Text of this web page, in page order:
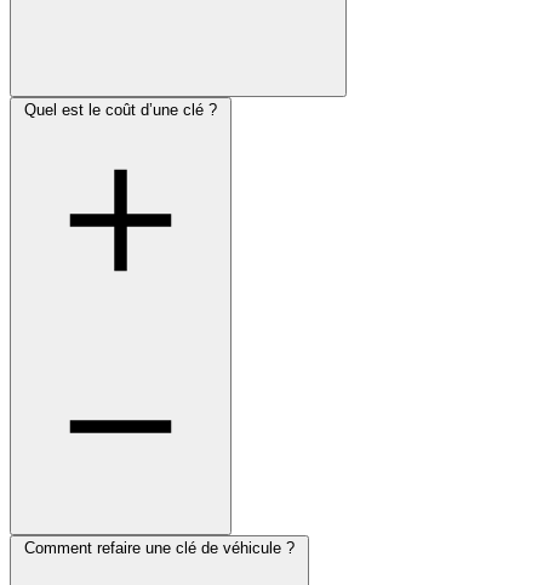
Quel est le coût d’une clé ?
Comment refaire une clé de véhicule ?